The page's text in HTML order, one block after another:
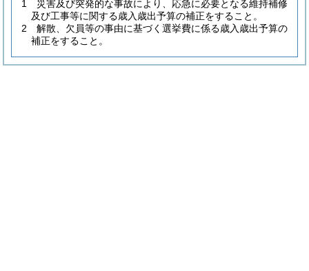
1 災害及び突発的な事故により、応急に必要となる維持補修
及び工事等に関する歳入歳出予算の補正をすること。
2 解散、欠員等の事由に基づく選挙費に係る歳入歳出予算の
補正をすること。